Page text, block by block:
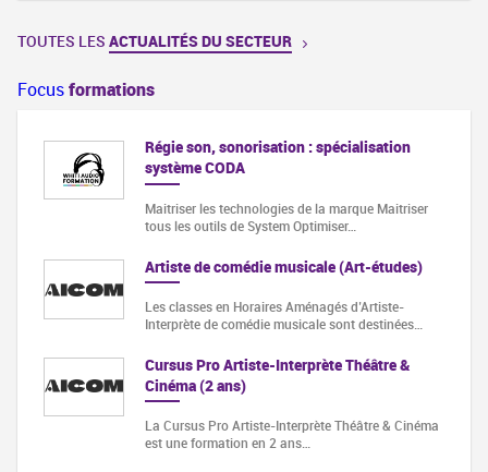
TOUTES LES ACTUALITÉS DU SECTEUR
Focusformations
Régie son, sonorisation : spécialisation
système CODA
Maitriser les technologies de la marque Maitriser
tous les outils de System Optimiser…
Artiste de comédie musicale (Art-études)
Les classes en Horaires Aménagés d’Artiste-
Interprète de comédie musicale sont destinées…
Cursus Pro Artiste-Interprète Théâtre &
Cinéma (2 ans)
La Cursus Pro Artiste-Interprète Théâtre & Cinéma
est une formation en 2 ans…